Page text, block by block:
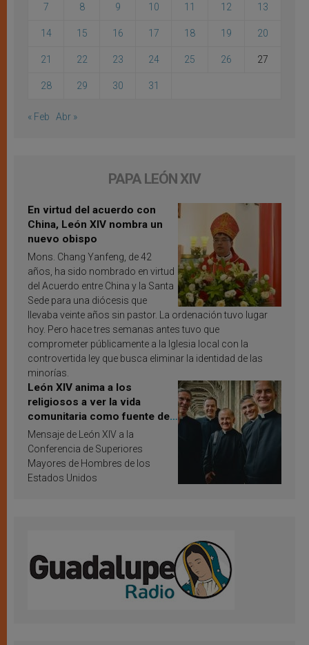
7 8 9 10 11 12 13
14 15 16 17 18 19 20
21 22 23 24 25 26 27
28 29 30 31
« Feb Abr »
PAPA LEÓN XIV
En virtud del acuerdo con
China, León XIV nombra un
nuevo obispo
Mons. Chang Yanfeng, de 42
años, ha sido nombrado en virtud
del Acuerdo entre China y la Santa
Sede para una diócesis que
llevaba veinte años sin pastor. La ordenación tuvo lugar
hoy. Pero hace tres semanas antes tuvo que
comprometer públicamente a la Iglesia local con la
controvertida ley que busca eliminar la identidad de las
minorías.
León XIV anima a los
religiosos a ver la vida
comunitaria como fuente de
inspiración y santificación
Mensaje de León XIV a la
Conferencia de Superiores
Mayores de Hombres de los
Estados Unidos